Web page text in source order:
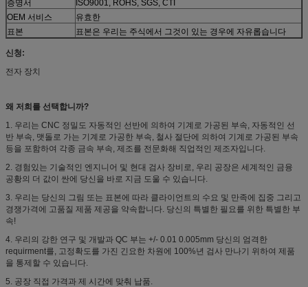
증명서
ISO9001, ROHS, SGS, CTI
OEM 서비스
유효한
표본
표본은 우리는 주식에서 그것이 있는 경우에 자유롭습니다
신청:
전자 장치
왜 저희를 선택합니까?
1. 우리는 CNC 정밀도 자동적인 선반에 의하여 기계로 가공된 부속, 자동적인 선
반 부속, 맷돌로 가는 기계로 가공한 부속, 철사 절단에 의하여 기계로 가공된 부속
등을 포함하여 각종 금속 부속, 제조를 전문화해 직업적인 제조자입니다.
2. 경험있는 기술적인 엔지니어 및 현대 검사 장비로, 우리 공장은 세계적인 금융
공황의 더 값이 싼에 당신을 바로 지금 도울 수 있습니다.
3. 우리는 당신의 그림 또는 표본에 따라 클라이언트의 수요 및 만족에 집중 그리고
경쟁가격에 고품질 제품 제공을 약속합니다. 당신의 특별한 필요를 위한 특별한 부
속!
4. 우리의 강한 연구 및 개발과 QC 부는 +/- 0.01 0.005mm 당신의 엄격한
requirment를, 고정확도를 가진 긴요한 차원에 100%년 검사 만나기 위하여 제품
을 통제할 수 있습니다.
5. 공장 직접 가격과 제 시간에 맞춰 납품.